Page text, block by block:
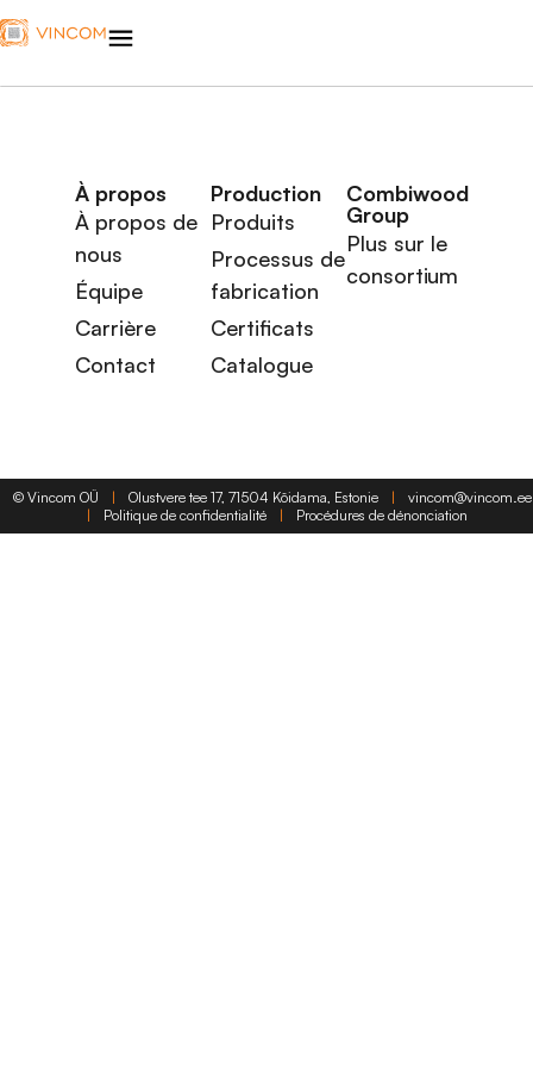
À propos
À propos de
nous
Équipe
Carrière
Contact
Production
Produits
Processus de
fabrication
Certificats
Catalogue
Combiwood
Group
Plus sur le
consortium
© Vincom OÜ | Olustvere tee 17, 71504 Kõidama, Estonie |
vincom@vincom.ee
|
Politique de confidentialité | Procédures de dénonciation